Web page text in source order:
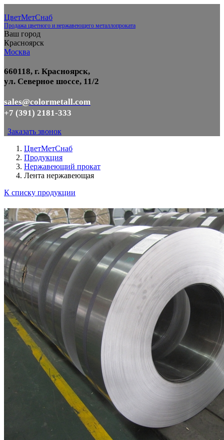
ЦветМетСнаб
Продажа цветного и нержавеющего металлопроката
Ваш город
Красноярск
Москва
660118, г. Красноярск,
ул. Северное шоссе, 11/2
sales@colormetall.com
+7 (391) 2181-333
Заказать звонок
ЦветМетСнаб
Продукция
Нержавеющий прокат
Лента нержавеющая
К списку продукции